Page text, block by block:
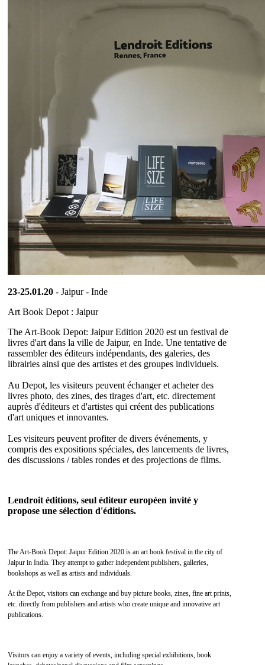
23-25.01.20 - Jaipur - Inde
Art Book Depot : Jaipur
The Art-Book Depot: Jaipur Edition 2020 est un festival de
livres d'art dans la ville de Jaipur, en Inde. Une tentative de
rassembler des éditeurs indépendants, des galeries, des
librairies ainsi que des artistes et des groupes individuels.
Au Depot, les visiteurs peuvent échanger et acheter des
livres photo, des zines, des tirages d'art, etc. directement
auprès d'éditeurs et d'artistes qui créent des publications
d'art uniques et innovantes.
Les visiteurs peuvent profiter de divers événements, y
compris des expositions spéciales, des lancements de livres,
des discussions / tables rondes et des projections de films.
Lendroit éditions, seul éditeur européen invité y
propose une sélection d'éditions.
The Art-Book Depot: Jaipur Edition 2020 is an art book festival in the city of
Jaipur in India. They attempt to gather independent publishers, galleries,
bookshops as well as artists and individuals.
At the Depot, visitors can exchange and buy picture books, zines, fine art prints,
etc. directly from publishers and artists who create unique and innovative art
publications.
Visitors can enjoy a variety of events, including special exhibitions, book